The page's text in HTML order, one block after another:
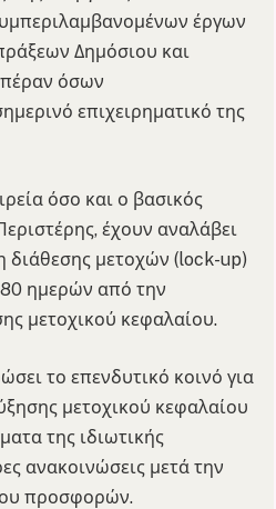
έργων
Δημόσιου και
πέραν όσων
επιχειρηματικό της
όσο και ο βασικός
έχουν αναλάβει
διάθεσης μετοχών (lock-up)
ημερών από την
μετοχικού κεφαλαίου.
το επενδυτικό κοινό για
μετοχικού κεφαλαίου
της ιδιωτικής
ανακοινώσεις μετά την
προσφορών.